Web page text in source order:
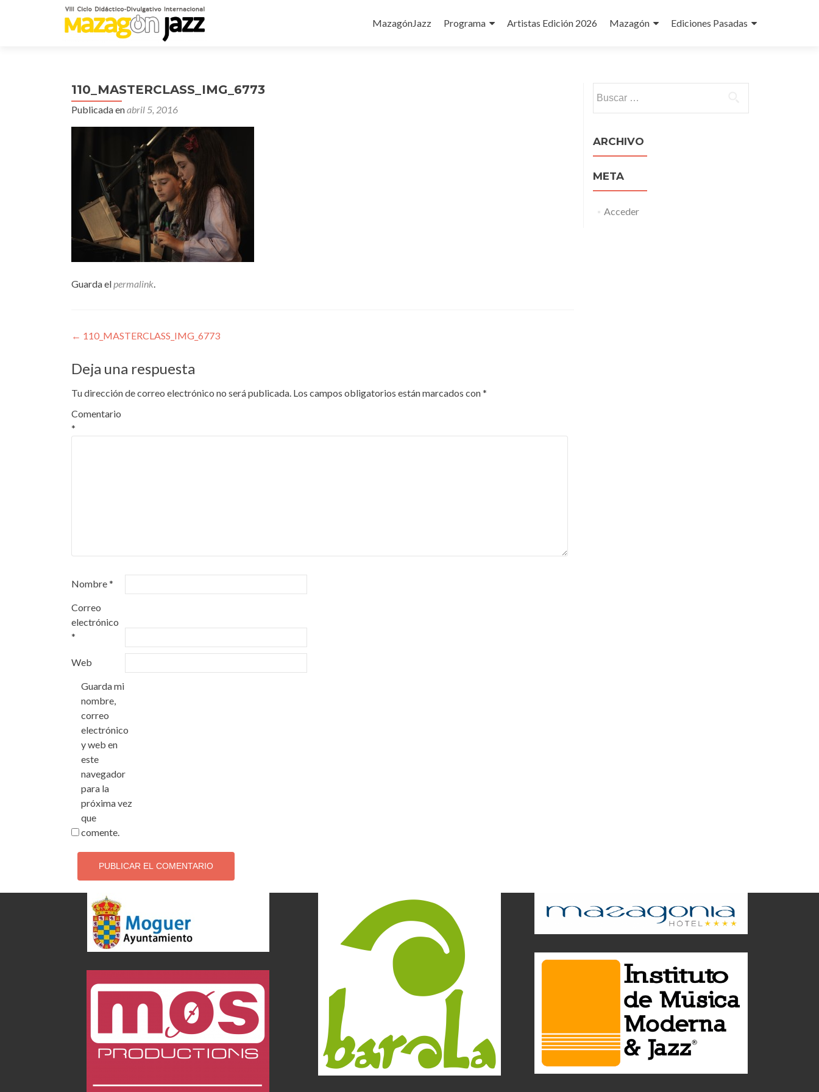
al
MazagónJazz Programa Artistas Edición 2026 Mazagón Ediciones Pasadas
110_MASTERCLASS_IMG_6773
Publicada enabril 5, 2016
Guarda elpermalink.
Navegación
de
entradas
← 110_MASTERCLASS_IMG_6773
Deja una respuesta
Tu dirección de correo electrónico no será publicada. Los campos obligatorios están marcados con*
Comentario
*
Nombre*
Correo
electrónico
*
Web
Guarda mi
nombre,
correo
electrónico
y web en
este
navegador
para la
próxima vez
que
comente.
ARCHIVO
META
Acceder